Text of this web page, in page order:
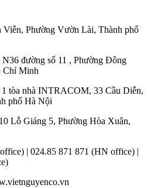
Viễn, Phường Vườn Lài, Thành phố
đường số 11 , Phường Đông
Chí Minh
tòa nhà INTRACOM, 33 Cầu Diễn,
phố Hà Nội
Lỗ Giáng 5, Phường Hòa Xuân,
| 024.85 871 871 (HN office) |